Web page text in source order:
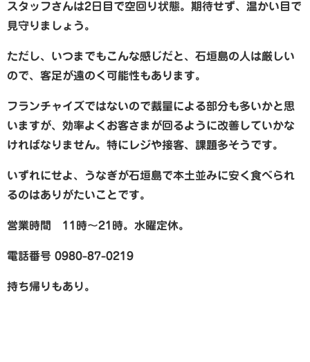
スタッフさんは2日目で空回り状態。期待せず、温かい目で
見守りましょう。
ただし、いつまでもこんな感じだと、石垣島の人は厳しい
ので、客足が遠のく可能性もあります。
フランチャイズではないので裁量による部分も多いかと思
いますが、効率よくお客さまが回るように改善していかな
ければなりません。特にレジや接客、課題多そうです。
いずれにせよ、うなぎが石垣島で本土並みに安く食べられ
るのはありがたいことです。
営業時間 11時〜21時。水曜定休。
電話番号 0980-87-0219
持ち帰りもあり。